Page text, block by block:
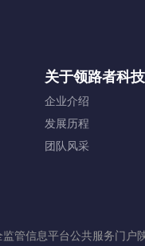
关于领路者科技
企业介绍
发展历程
团队风采
管信息平台公共服务门户